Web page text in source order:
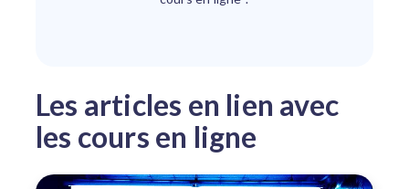
Les articles en lien avec
les cours en ligne